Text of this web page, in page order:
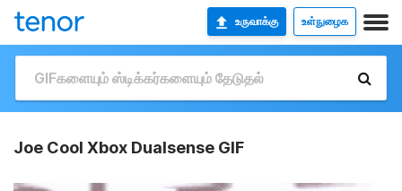
உருவாக்கு உள்நுழைக
Joe Cool Xbox Dualsense GIF